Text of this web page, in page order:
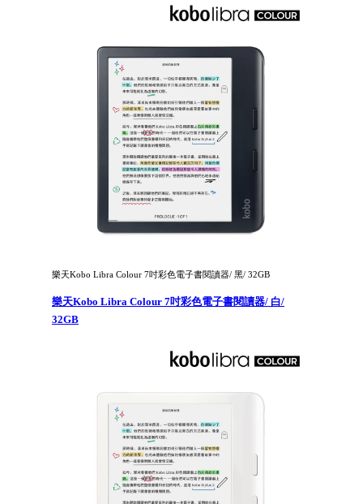
樂天Kobo Libra Colour 7吋彩色電子書閱讀器/ 黑/ 32GB
樂天Kobo Libra Colour 7吋彩色電子書閱讀器/ 白/
32GB